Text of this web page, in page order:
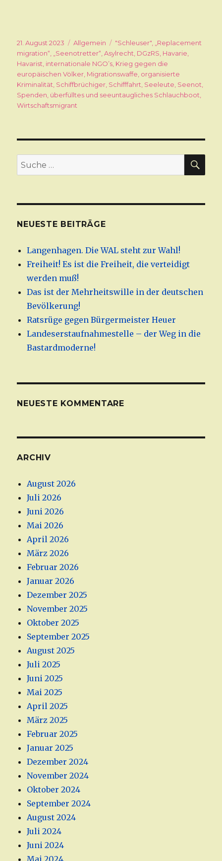
Veröffentlicht
am
21. August 2023 Kategorien
Allgemein Schlagwörter
"Schleuser", „Replacement
migration“, „Seenotretter“,Asylrecht, DGzRS, Havarie,
Havarist, internationale NGO’s, Krieg gegen die
europäischen Völker, Migrationswaffe, organisierte
Kriminalität, Schiffbrüchiger, Schifffahrt, Seeleute, Seenot,
Spenden, überfülltes und seeuntaugliches Schlauchboot,
Wirtschaftsmigrant
Suche
nach:
NEUESTE BEITRÄGE
Langenhagen. Die WAL steht zur Wahl!
Freiheit! Es ist die Freiheit, die verteidigt
werden muß!
Das ist der Mehrheitswille in der deutschen
Bevölkerung!
Ratsrüge gegen Bürgermeister Heuer
Landeserstaufnahmestelle – der Weg in die
Bastardmoderne!
NEUESTE KOMMENTARE
ARCHIV
August 2026
Juli 2026
Juni 2026
Mai 2026
April 2026
März 2026
Februar 2026
Januar 2026
Dezember 2025
November 2025
Oktober 2025
September 2025
August 2025
Juli 2025
Juni 2025
Mai 2025
April 2025
März 2025
Februar 2025
Januar 2025
Dezember 2024
November 2024
Oktober 2024
September 2024
August 2024
Juli 2024
Juni 2024